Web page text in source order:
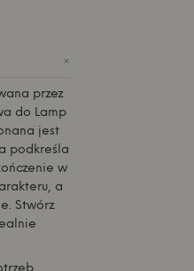
+
przez
do Lamp
jest
podkreśla
w
a
Stwórz